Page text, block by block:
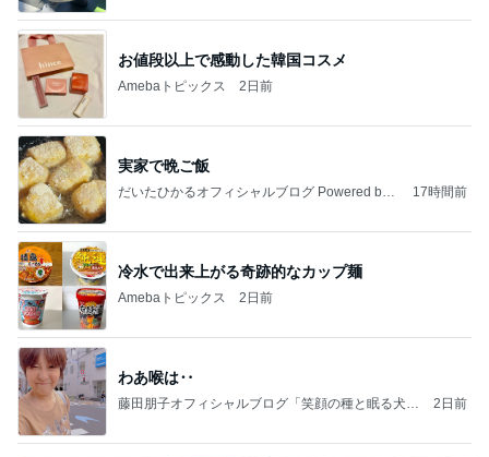
お値段以上で感動した韓国コスメ
Amebaトピックス 2日前
実家で晩ご飯
だいたひかるオフィシャルブログ Powered by
17時間前
冷水で出来上がる奇跡的なカップ麺
Amebaトピックス 2日前
わあ喉は‥
藤田朋子オフィシャルブログ「笑顔の種と眠る犬」
2日前